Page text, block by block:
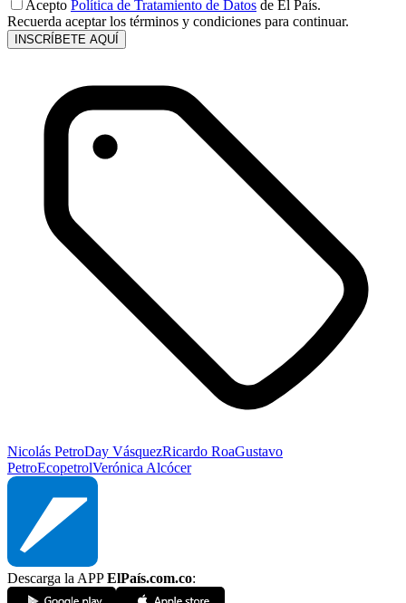
Acepto Política de Tratamiento de Datos de El País.
Recuerda aceptar los términos y condiciones para continuar.
INSCRÍBETE AQUÍ
Nicolás PetroDay VásquezRicardo RoaGustavo
PetroEcopetrolVerónica Alcócer
Descarga la APPElPaís.com.co: